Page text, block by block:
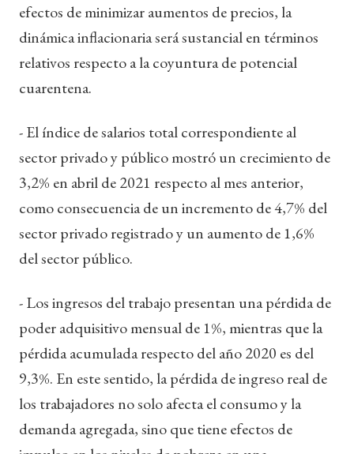
efectos de minimizar aumentos de precios, la
dinámica inflacionaria será sustancial en términos
relativos respecto a la coyuntura de potencial
cuarentena.
- El índice de salarios total correspondiente al
sector privado y público mostró un crecimiento de
3,2% en abril de 2021 respecto al mes anterior,
como consecuencia de un incremento de 4,7% del
sector privado registrado y un aumento de 1,6%
del sector público.
- Los ingresos del trabajo presentan una pérdida de
poder adquisitivo mensual de 1%, mientras que la
pérdida acumulada respecto del año 2020 es del
9,3%. En este sentido, la pérdida de ingreso real de
los trabajadores no solo afecta el consumo y la
demanda agregada, sino que tiene efectos de